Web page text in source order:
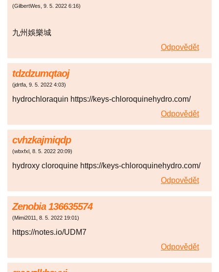
(GilbertWes, 9. 5. 2022 6:16)
九州娛樂城
Odpovědět
tdzdzumqtaoj
(jdrtfa, 9. 5. 2022 4:03)
hydrochloraquin https://keys-chloroquinehydro.com/
Odpovědět
cvhzkajmiqdp
(wbxfxl , 8. 5. 2022 20:09)
hydroxy cloroquine https://keys-chloroquinehydro.com/
Odpovědět
Zenobia 136635574
(Mimi2011, 8. 5. 2022 19:01)
https://notes.io/UDM7
Odpovědět